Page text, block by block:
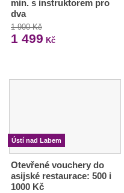
min. s instruktorem pro
dva
1 900 Kč
1 499 Kč
Ústí nad Labem
Otevřené vouchery do
asijské restaurace: 500 i
1000 Kč